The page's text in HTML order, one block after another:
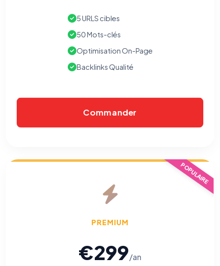
5 URLS cibles
50 Mots-clés
Optimisation On-Page
Backlinks Qualité
Commander
POPULAIRE
PREMIUM
€299/an